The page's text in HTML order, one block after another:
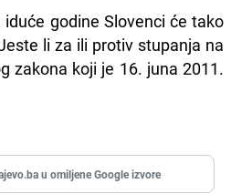
godine Slovenci će tako
li za ili protiv stupanja na
zakona koji je 16. juna 2011.
u omiljene Google izvore